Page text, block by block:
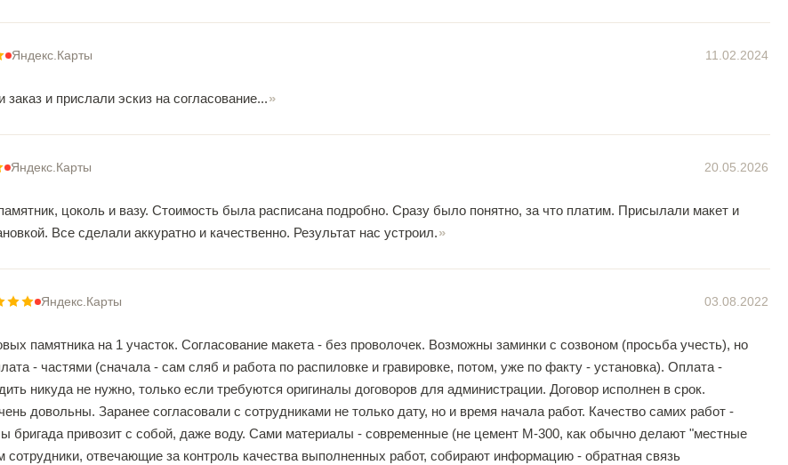
Яндекс.Карты 11.02.2024
и прислали эскиз на согласование...
Яндекс.Карты 20.05.2026
цоколь и вазу. Стоимость была расписана подробно. Сразу было понятно, за что платим. Присылали макет и
Все сделали аккуратно и качественно. Результат нас устроил.
Яндекс.Карты 03.08.2022
памятника на 1 участок. Согласование макета - без проволочек. Возможны заминки с созвоном (просьба учесть), но
- частями (сначала - сам сляб и работа по распиловке и гравировке, потом, уже по факту - установка). Оплата -
никуда не нужно, только если требуются оригиналы договоров для администрации. Договор исполнен в срок.
довольны. Заранее согласовали с сотрудниками не только дату, но и время начала работ. Качество самих работ -
бригада привозит с собой, даже воду. Сами материалы - современные (не цемент М-300, как обычно делают "местные
сотрудники, отвечающие за контроль качества выполненных работ, собирают информацию - обратная связь